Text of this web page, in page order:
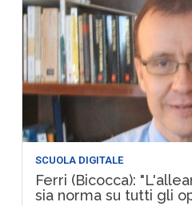
SCUOLA DIGITALE
Ferri (Bicocca):
sia norma su tutti gli